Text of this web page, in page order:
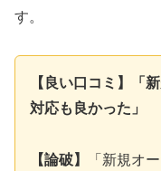
す。
【良い口コミ】「
対応も良かった」
【論破】
「新規オ